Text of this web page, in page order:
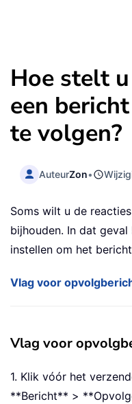
Hoe stelt
een
te volgen?
AuteurZon•
Soms wilt u de
bijhouden. In dat
instellen om het
Vlag voor
Vlag voor
1. Klik vóór het
**Bericht** >